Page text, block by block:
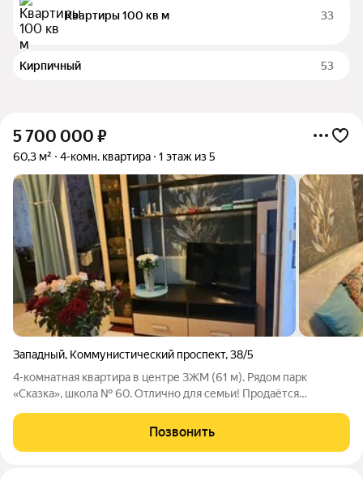
Квартиры 100 кв м 33
Кирпичный 53
5 700 000 ₽
60,3 м² 4-комн. квартира 1 этаж из 5
Западный, Коммунистический проспект,38/5
4-комнатная квартира в центре ЗЖМ (61 м). Рядом парк
«Сказка», школа № 60. Отлично для семьи! Продаётся
на-Дону. Это идеальный вариант
Позвонить